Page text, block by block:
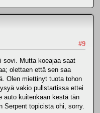
#9
sovi. Mutta koeajaa saat
olettaen että sen saa
Olen miettinyt tuota tohon
vakio pullstartissa ettei
auto kuitenkaan kestä tän
Serpent topicista ohi, sorry.